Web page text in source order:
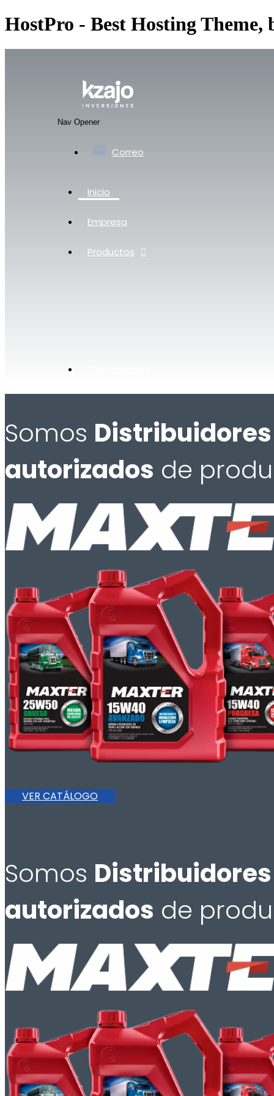
HostPro - Best Hosting Theme,
Nav Opener
Correo
Inicio
Empresa
Productos
Somos Distribuidores
autorizados de
VER CATÁLOGO
Somos Distribuidores
autorizados de